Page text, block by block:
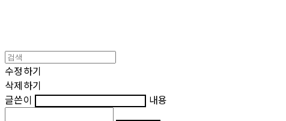
수정하기
삭제하기
글쓴이
내용